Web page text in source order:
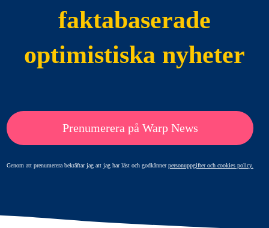
faktabaserade
optimistiska nyheter
Prenumerera på Warp News
Genom att prenumerera bekräftar jag att jag har läst och godkännerpersonuppgifter och cookies policy.